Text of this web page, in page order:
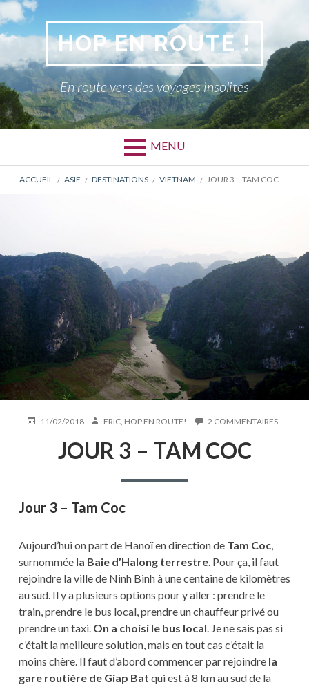
Aller
au
contenu
HOP EN ROUTE !
En route vers des voyages insolites
MENU
FIL
ACCUEIL ASIE DESTINATIONS VIETNAM JOUR 3 – TAM COC
PUBLIÉ11/02/2018 AUTEUR
ERIC, HOP EN ROUTE! 2 COMMENTAIRESSUR
JOUR 3 – TAM COC
Jour 3 – Tam Coc
Aujourd’hui on part de Hanoï en direction de Tam Coc,
surnommée la Baie d’Halong terrestre. Pour ça, il faut
rejoindre la ville de Ninh Binh à une centaine de kilomètres
au sud. Il y a plusieurs options pour y aller : prendre le
train, prendre le bus local, prendre un chauffeur privé ou
prendre un taxi. On a choisi le bus local. Je ne sais pas si
c’était la meilleure solution, mais en tout cas c’était la
moins chère. Il faut d’abord commencer par rejoindre la
gare routière de Giap Bat qui est à 8 km au sud de la